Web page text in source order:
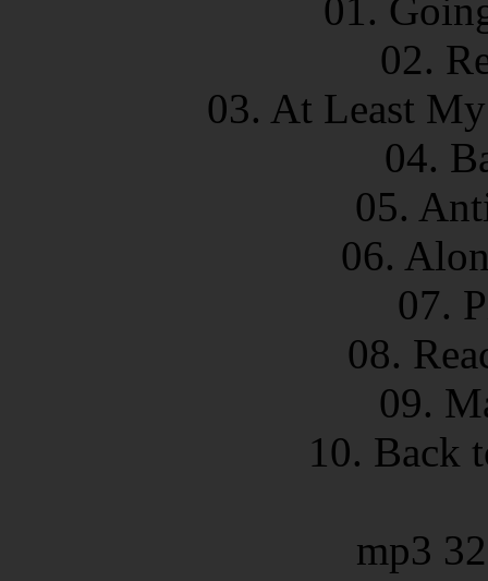
01.
02.
03. At Least
04.
05.
06.
07.
08.
09.
10. Back
mp3